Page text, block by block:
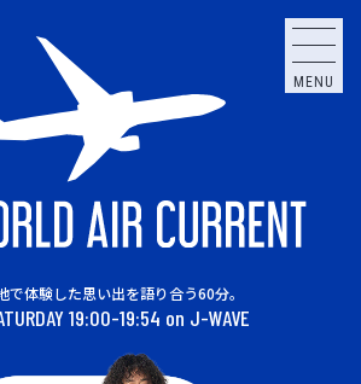
MENU
で体験した思い出を語り合う60分。
19:00-19:54 on J-WAVE